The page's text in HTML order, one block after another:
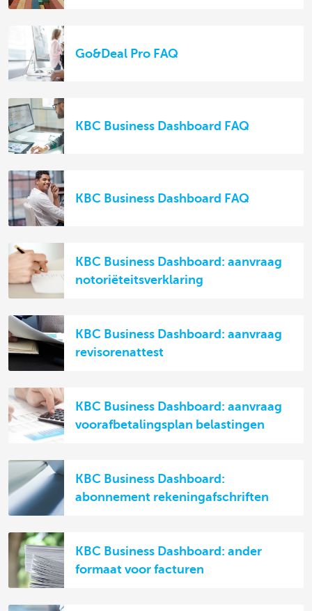
Go&Deal Pro FAQ
KBC Business Dashboard FAQ
KBC Business Dashboard FAQ
KBC Business Dashboard: aanvraag
notoriëteitsverklaring
KBC Business Dashboard: aanvraag
revisorenattest
KBC Business Dashboard: aanvraag
voorafbetalingsplan belastingen
KBC Business Dashboard:
abonnement rekeningafschriften
KBC Business Dashboard: ander
formaat voor facturen